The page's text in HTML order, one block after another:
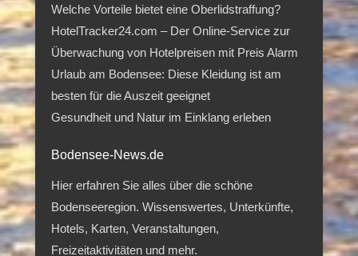
Welche Vorteile bietet eine Oberlidstraffung?
HotelTracker24.com – Der Online-Service zur
Überwachung von Hotelpreisen mit Preis Alarm
Urlaub am Bodensee: Diese Kleidung ist am
besten für die Auszeit geeignet
Gesundheit und Natur im Einklang erleben
Bodensee-News.de
Hier erfahren Sie alles über die schöne
Bodenseeregion. Wissenswertes, Unterkünfte,
Hotels, Karten, Veranstaltungen,
Freizeitaktivitäten und mehr.